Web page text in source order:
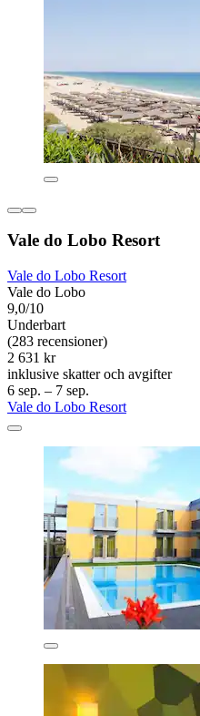
Vale do Lobo Resort
Vale do Lobo Resort
Vale do Lobo
9,0/10
Underbart
(283 recensioner)
2 631 kr
inklusive skatter och avgifter
6 sep. – 7 sep.
Vale do Lobo Resort